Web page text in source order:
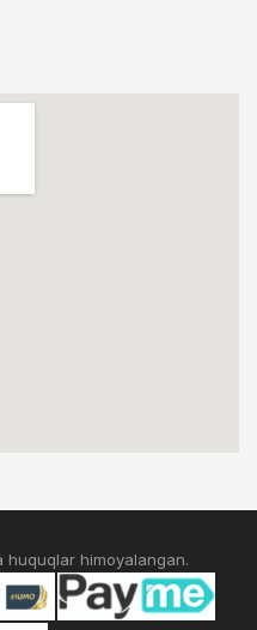
himoyalangan.